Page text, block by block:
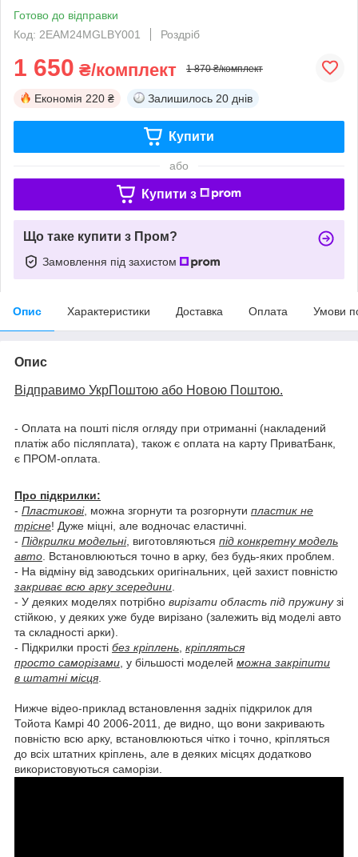
Готово до відправки
Код: 2EAM24MGLBY001
Роздріб
1 650 ₴/комплект 1 870 ₴/комплект
Економія 220 ₴ Залишилось 20 днів
Купити
або
Купити з
Що таке купити з Пром?
Замовлення під захистом
Опис Характеристики Доставка Оплата Умови
Опис
Відправимо УкрПоштою або Новою Поштою.
- Оплата на пошті після огляду при отриманні (накладений
платіж або післяплата), також є оплата на карту ПриватБанк,
є ПРОМ-оплата.
Про підкрилки:
- Пластикові, можна згорнути та розгорнути пластик не
трісне! Дуже міцні, але водночас еластичні.
- Підкрилки модельні, виготовляються під конкретну модель
авто . Встановлюються точно в арку, без будь-яких проблем.
- На відміну від заводських оригінальних, цей захист повністю
закриває всю арку зсередини
- У деяких моделях потрібно вирізати область під пружинузі
стійкою, у деяких уже буде вирізано (залежить від моделі авто
та складності арки).
- Підкрилки прості без кріплень кріпляться
просто саморізами , у більшості моделей можна закріпити
в штатні місця
Нижче відео-приклад встановлення задніх підкрилок для
Тойота Камрі 40 2006-2011, де видно, що вони закривають
повністю всю арку, встановлюються чітко і точно, кріпляться
до всіх штатних кріплень, але в деяких місцях додатково
використовуються саморізи.